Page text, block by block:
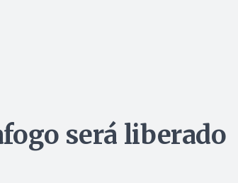
será liberado